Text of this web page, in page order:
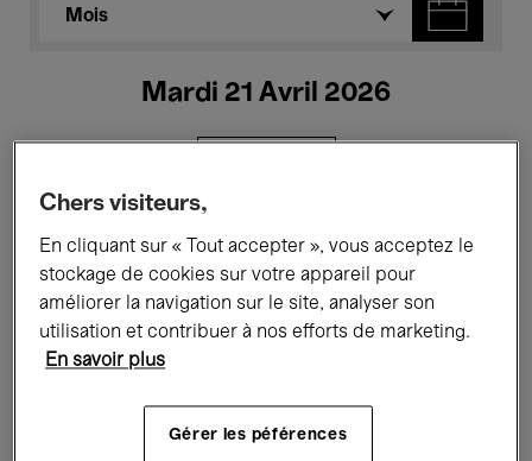
Mois
Mardi 21 Avril 2026
Tous les événements Concerts
Expositions Performances
Rencontres & Débats
Musique classique Global Music
Chers visiteurs,
En cliquant sur « Tout accepter », vous acceptez le
stockage de cookies sur votre appareil pour
améliorer la navigation sur le site, analyser son
utilisation et contribuer à nos efforts de marketing.
En savoir plus
Gérer les péférences